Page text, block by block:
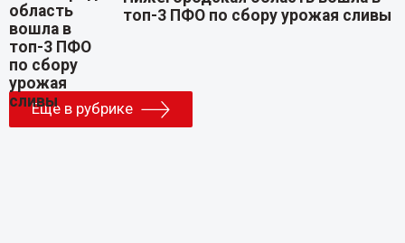
топ-3 ПФО по сбору урожая сливы
Еще в рубрике